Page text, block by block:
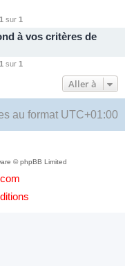
1 sur 1
à vos critères de
1 sur 1
Aller à
au format UTC+01:00
© phpBB Limited